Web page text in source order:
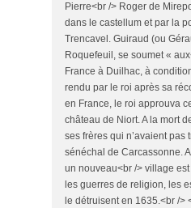
Pierre<br /> Roger de
dans le castellum et par la
Trencavel. Guiraud (ou
Roquefeuil, se soumet «
France à Duilhac, à
rendu par le roi après sa
en France, le roi approuva
château de Niort. A la mort
ses frères qui n’avaient pas
sénéchal de Carcassonne.
un nouveau<br /> village
les guerres de religion, les
le détruisent en 1635.<br />